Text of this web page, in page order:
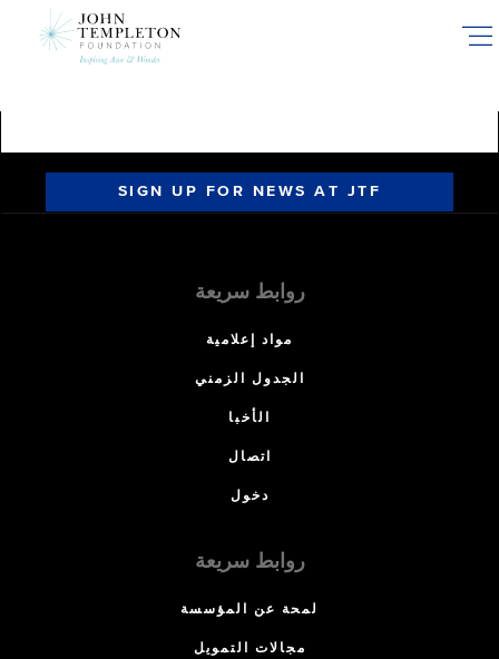
SIGN UP FOR NEWS AT JTF
روابط سريعة
مواد إعلامية
الجدول الزمني
الأخبا
اتصال
دخول
روابط سريعة
لمحة عن المؤسسة
مجالات التمويل